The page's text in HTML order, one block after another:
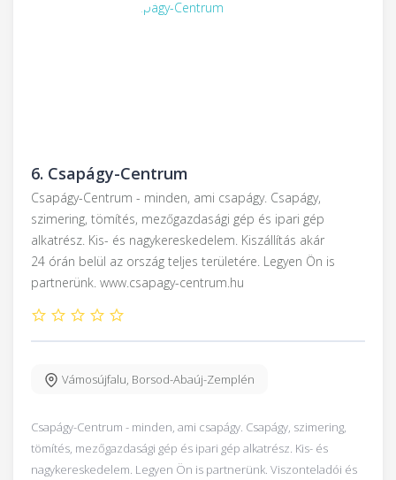
6. Csapágy-Centrum
Csapágy-Centrum - minden, ami csapágy. Csapágy,
szimering, tömítés, mezőgazdasági gép és ipari gép
alkatrész. Kis- és nagykereskedelem. Kiszállítás akár
24 órán belül az ország teljes területére. Legyen Ön is
partnerünk. www.csapagy-centrum.hu
Vámosújfalu, Borsod-Abaúj-Zemplén
Csapágy-Centrum - minden, ami csapágy. Csapágy, szimering,
tömítés, mezőgazdasági gép és ipari gép alkatrész. Kis- és
nagykereskedelem. Legyen Ön is partnerünk. Viszonteladói és